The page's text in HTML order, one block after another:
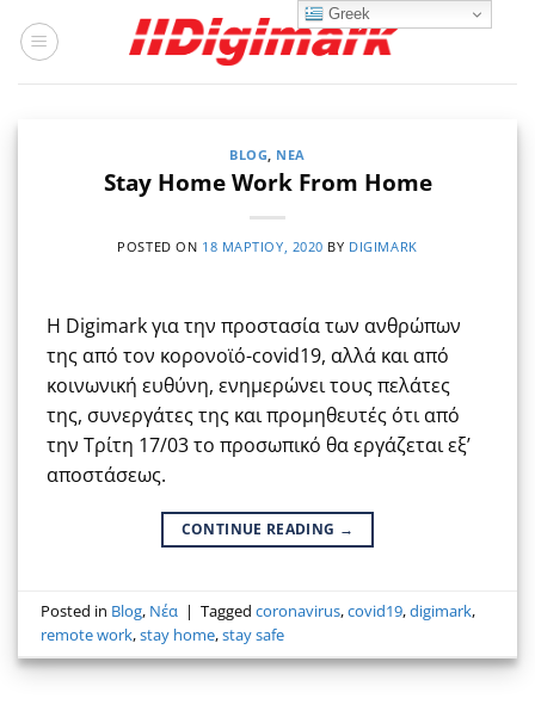
στο
BLOG, ΝΈΑ
Stay Home Work From Home
POSTED ON 18 ΜΑΡΤΊΟΥ, 2020 BY DIGIMARK
H Digimark για την προστασία των ανθρώπων
της από τον κορονοϊό-covid19, αλλά και από
κοινωνική ευθύνη, ενημερώνει τους πελάτες
της, συνεργάτες της και προμηθευτές ότι από
την Τρίτη 17/03 το προσωπικό θα εργάζεται εξ’
αποστάσεως.
CONTINUE READING →
Posted in Blog, Νέα | Taggedcoronavirus,covid19,digimark,
remote work,stay home,stay safe
Greek